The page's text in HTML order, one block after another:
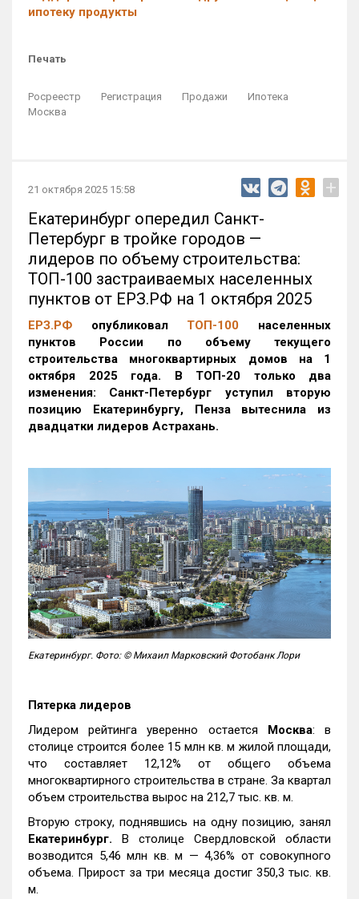
ипотеку продукты
Печать
Росреестр Регистрация Продажи
Ипотека
Москва
21 октября 2025 15:58 +
Екатеринбург опередил Санкт-
Петербург в тройке городов —
лидеров по объему строительства:
ТОП-100 застраиваемых населенных
пунктов от ЕРЗ.РФ на 1 октября 2025
ЕРЗ.РФ опубликовал ТОП-100 населенных
пунктов России по объему текущего
строительства многоквартирных домов на 1
октября 2025 года. В ТОП-20 только два
изменения: Санкт-Петербург уступил вторую
позицию Екатеринбургу, Пенза вытеснила из
двадцатки лидеров Астрахань.
Екатеринбург. Фото: © Михаил Марковский Фотобанк Лори
Пятерка лидеров
Лидером рейтинга уверенно остается Москва: в
столице строится более 15 млн кв. м жилой площади,
что составляет 12,12% от общего объема
многоквартирного строительства в стране. За квартал
объем строительства вырос на 212,7 тыс. кв. м.
Вторую строку, поднявшись на одну позицию, занял
Екатеринбург. В столице Свердловской области
возводится 5,46 млн кв. м — 4,36% от совокупного
объема. Прирост за три месяца достиг 350,3 тыс. кв.
м.